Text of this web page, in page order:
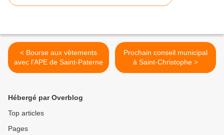
< Bourse aux vêtements
avec l'APE de Saint-Paterne
Prochain conseil municipal
à Saint-Christophe >
Hébergé par Overblog
Top articles
Pages